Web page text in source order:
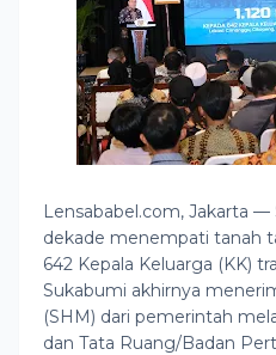
Lensababel.com, Jakarta —
dekade menempati tanah
642 Kepala Keluarga (KK)
Sukabumi akhirnya
(SHM) dari pemerintah
dan Tata Ruang/Badan